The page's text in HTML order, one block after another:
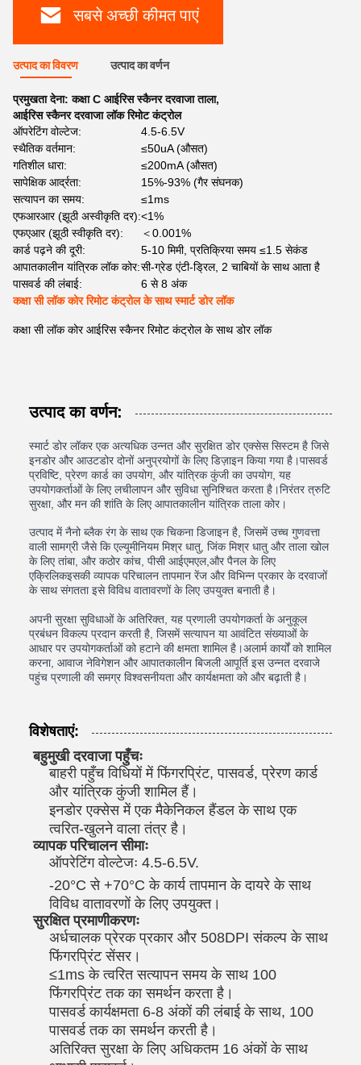
सबसे अच्छी कीमत पाएं
उत्पाद का विवरण उत्पाद का वर्णन
प्रमुखता देना:कक्षा C आईरिस स्कैनर दरवाजा ताला,
आईरिस स्कैनर दरवाजा लॉक रिमोट कंट्रोल
ऑपरेटिंग वोल्टेज:
4.5-6.5V
स्थैतिक वर्तमान:
≤50uA (औसत)
गतिशील धारा:
≤200mA (औसत)
सापेक्षिक आर्द्रता:
15%-93% (गैर संघनक)
सत्यापन का समय:
≤1ms
एफआरआर (झूठी अस्वीकृति दर):<1%
एफएआर (झूठी स्वीकृति दर):
＜0.001%
कार्ड पढ़ने की दूरी:
5-10 मिमी, प्रतिक्रिया समय ≤1.5 सेकंड
आपातकालीन यांत्रिक लॉक कोर:सी-ग्रेड एंटी-ड्रिल, 2 चाबियों के साथ आता है
पासवर्ड की लंबाई:
6 से 8 अंक
कक्षा सी लॉक कोर रिमोट कंट्रोल के साथ स्मार्ट डोर लॉक
कक्षा सी लॉक कोर आईरिस स्कैनर रिमोट कंट्रोल के साथ डोर लॉक
उत्पाद का वर्णन:
स्मार्ट डोर लॉकर एक अत्यधिक उन्नत और सुरक्षित डोर एक्सेस सिस्टम है जिसे
इनडोर और आउटडोर दोनों अनुप्रयोगों के लिए डिज़ाइन किया गया है।पासवर्ड
प्रविष्टि, प्रेरण कार्ड का उपयोग, और यांत्रिक कुंजी का उपयोग, यह
उपयोगकर्ताओं के लिए लचीलापन और सुविधा सुनिश्चित करता है।निरंतर त्रुटि
सुरक्षा, और मन की शांति के लिए आपातकालीन यांत्रिक ताला कोर।
उत्पाद में नैनो ब्लैक रंग के साथ एक चिकना डिजाइन है, जिसमें उच्च गुणवत्ता
वाली सामग्री जैसे कि एल्यूमीनियम मिश्र धातु, जिंक मिश्र धातु और ताला खोल
के लिए तांबा, और कठोर कांच, पीसी आईएमएल,और पैनल के लिए
एक्रिलिकइसकी व्यापक परिचालन तापमान रेंज और विभिन्न प्रकार के दरवाजों
के साथ संगतता इसे विविध वातावरणों के लिए उपयुक्त बनाती है।
अपनी सुरक्षा सुविधाओं के अतिरिक्त, यह प्रणाली उपयोगकर्ता के अनुकूल
प्रबंधन विकल्प प्रदान करती है, जिसमें सत्यापन या आवंटित संख्याओं के
आधार पर उपयोगकर्ताओं को हटाने की क्षमता शामिल है।अलार्म कार्यों को शामिल
करना, आवाज नेविगेशन और आपातकालीन बिजली आपूर्ति इस उन्नत दरवाजे
पहुंच प्रणाली की समग्र विश्वसनीयता और कार्यक्षमता को और बढ़ाती है।
विशेषताएं:
बहुमुखी दरवाजा पहुँचः
बाहरी पहुँच विधियों में फिंगरप्रिंट, पासवर्ड, प्रेरण कार्ड
और यांत्रिक कुंजी शामिल हैं।
इनडोर एक्सेस में एक मैकेनिकल हैंडल के साथ एक
त्वरित-खुलने वाला तंत्र है।
व्यापक परिचालन सीमाः
ऑपरेटिंग वोल्टेजः 4.5-6.5V.
-20°C से +70°C के कार्य तापमान के दायरे के साथ
विविध वातावरणों के लिए उपयुक्त।
सुरक्षित प्रमाणीकरणः
अर्धचालक प्रेरक प्रकार और 508DPI संकल्प के साथ
फिंगरप्रिंट सेंसर।
≤1ms के त्वरित सत्यापन समय के साथ 100
फिंगरप्रिंट तक का समर्थन करता है।
पासवर्ड कार्यक्षमता 6-8 अंकों की लंबाई के साथ, 100
पासवर्ड तक का समर्थन करती है।
अतिरिक्त सुरक्षा के लिए अधिकतम 16 अंकों के साथ